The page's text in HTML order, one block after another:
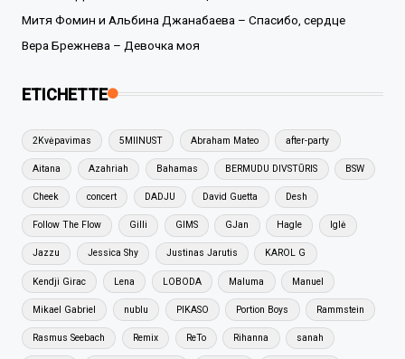
Митя Фомин и Альбина Джанабаева – Спасибо, сердце
Вера Брежнева – Девочка моя
ETICHETTE
2Kvėpavimas 5MIINUST Abraham Mateo after-party
Aitana Azahriah Bahamas BERMUDU DIVSTŪRIS BSW
Cheek concert DADJU David Guetta Desh
Follow The Flow Gilli GIMS GJan Hagle Iglė
Jazzu Jessica Shy Justinas Jarutis KAROL G
Kendji Girac Lena LOBODA Maluma Manuel
Mikael Gabriel nublu PIKASO Portion Boys Rammstein
Rasmus Seebach Remix ReTo Rihanna sanah